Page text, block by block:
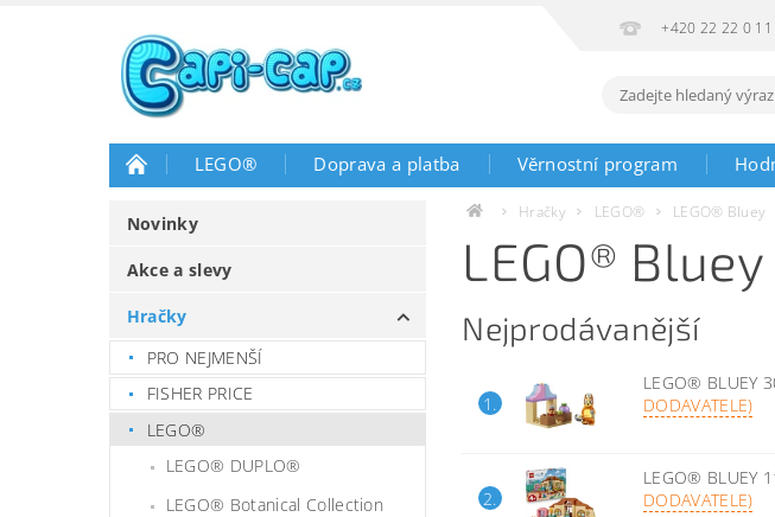
+420 22 22 0
LEGO® Doprava a platba Věrnostní program
Novinky
Akce a slevy
Hračky
PRO NEJMENŠÍ
FISHER PRICE
LEGO®
LEGO® DUPLO®
LEGO® Botanical Collection
Hračky LEGO® LEGO® Bluey
LEGO® Bluey
Nejprodávanější
1.
LEGO® BLUEY
DODAVATELE)
2.
LEGO® BLUEY
DODAVATELE)